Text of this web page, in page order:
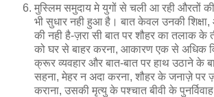
मुस्लिम समुदाय मे युगों से चली आ रही औरतों की
भी सुधार नही हुआ है। बात केवल उनकी शिक्षा,
की नही है-ज़रा सी बात पर शौहर का तलाक के
को घर से बाहर करना, आकारण एक से अधिक
क्रूर व्यवहार और बात-बात पर हाथ उठाने के
सहना, मेहर न अदा करना, शौहर के जनाज़े पर
कराना, उसकी मृत्यु के पश्चात बीवी के पुनर्विवाह